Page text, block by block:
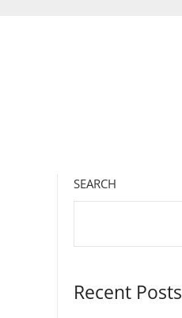
SEARCH
Recent Posts